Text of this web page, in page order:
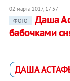
02 марта 2017, 17:57
ФОТО
Даша
бабочками
ДАША